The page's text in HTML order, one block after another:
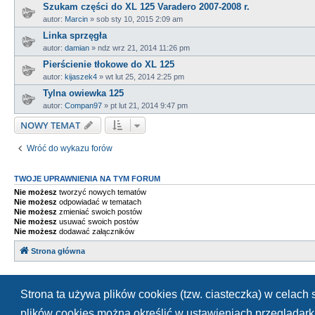
Strona ta używa plików cookies (tzw. ciasteczka) w
Szukam części do XL 125 Varadero 2007-2008 r.
autor: Marcin » sob sty 10, 2015 2:09 am
Linka sprzęgła
autor: damian » ndz wrz 21, 2014 11:26 pm
Pierścienie tłokowe do XL 125
autor: kijaszek4 » wt lut 25, 2014 2:25 pm
Tylna owiewka 125
autor: Compan97 » pt lut 21, 2014 9:47 pm
NOWY TEMAT
Wróć do wykazu forów
TWOJE UPRAWNIENIA NA TYM FORUM
Nie możesz tworzyć nowych tematów
Nie możesz odpowiadać w tematach
Nie możesz zmieniać swoich postów
Nie możesz usuwać swoich postów
Nie możesz dodawać załączników
Strona główna